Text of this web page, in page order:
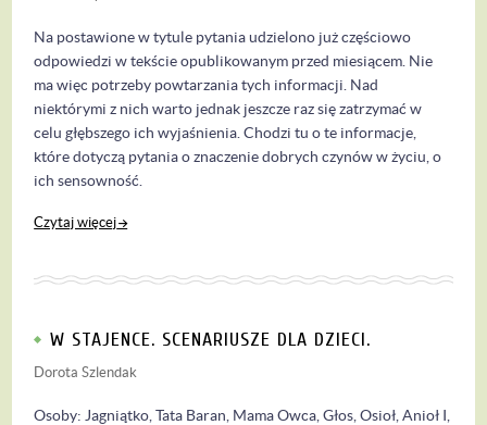
Na postawione w tytule pytania udzielono już częściowo
odpowiedzi w tekście opublikowanym przed miesiącem. Nie
ma więc potrzeby powtarzania tych informacji. Nad
niektórymi z nich warto jednak jeszcze raz się zatrzymać w
celu głębszego ich wyjaśnienia. Chodzi tu o te informacje,
które dotyczą pytania o znaczenie dobrych czynów w życiu, o
ich sensowność.
Czytaj więcej
W STAJENCE. SCENARIUSZE DLA DZIECI.
Dorota Szlendak
Osoby: Jagniątko, Tata Baran, Mama Owca, Głos, Osioł, Anioł I,